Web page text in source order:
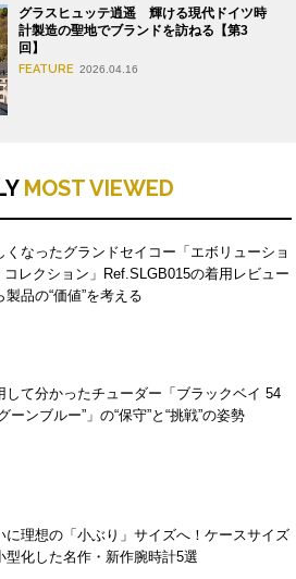
グラスヒュッテ逍遥 輝ける現代ドイツ時
計製造の聖地でブランドを訪ねる【第3
回】
FEATURE 2026.04.16
MOST VIEWED
くなったグランドセイコー「エボリューショ
コレクション」Ref.SLGB015の着用レビュー
製品の“価値”を考える
して分かったチューダー「ブラックベイ 54
ーンブルー”」の“保守”と“挑戦”の姿勢
に理想の「小ぶり」サイズへ！ケースサイズ
型化した名作・新作腕時計5選